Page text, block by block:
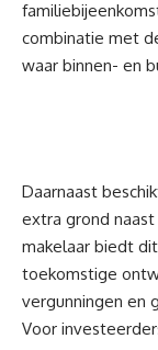
combinatie met
waar binnen- en
Daarnaast
extra grond
makelaar biedt
toekomstige
vergunningen en
Voor